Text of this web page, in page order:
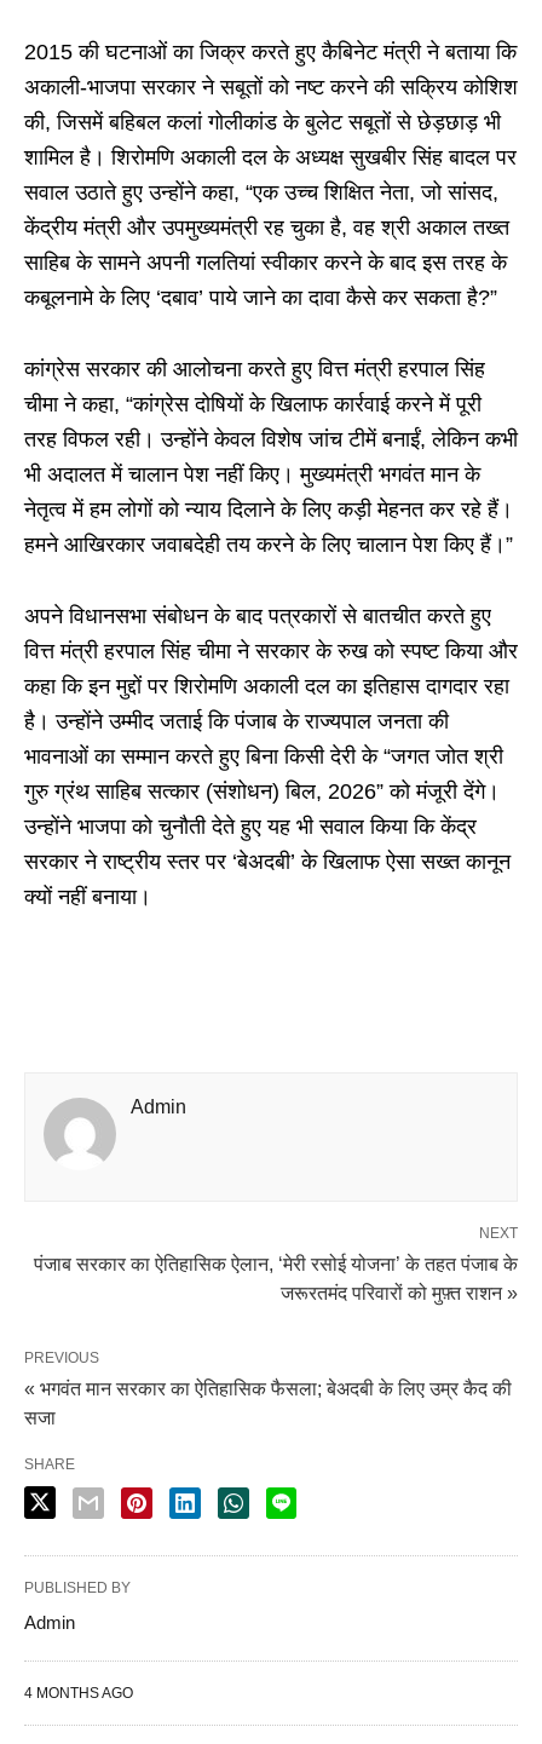
2015 की घटनाओं का जिक्र करते हुए कैबिनेट मंत्री ने बताया कि
अकाली-भाजपा सरकार ने सबूतों को नष्ट करने की सक्रिय कोशिश
की, जिसमें बहिबल कलां गोलीकांड के बुलेट सबूतों से छेड़छाड़ भी
शामिल है। शिरोमणि अकाली दल के अध्यक्ष सुखबीर सिंह बादल पर
सवाल उठाते हुए उन्होंने कहा, “एक उच्च शिक्षित नेता, जो सांसद,
केंद्रीय मंत्री और उपमुख्यमंत्री रह चुका है, वह श्री अकाल तख्त
साहिब के सामने अपनी गलतियां स्वीकार करने के बाद इस तरह के
कबूलनामे के लिए ‘दबाव’ पाये जाने का दावा कैसे कर सकता है?”
कांग्रेस सरकार की आलोचना करते हुए वित्त मंत्री हरपाल सिंह
चीमा ने कहा, “कांग्रेस दोषियों के खिलाफ कार्रवाई करने में पूरी
तरह विफल रही। उन्होंने केवल विशेष जांच टीमें बनाईं, लेकिन कभी
भी अदालत में चालान पेश नहीं किए। मुख्यमंत्री भगवंत मान के
नेतृत्व में हम लोगों को न्याय दिलाने के लिए कड़ी मेहनत कर रहे हैं।
हमने आखिरकार जवाबदेही तय करने के लिए चालान पेश किए हैं।”
अपने विधानसभा संबोधन के बाद पत्रकारों से बातचीत करते हुए
वित्त मंत्री हरपाल सिंह चीमा ने सरकार के रुख को स्पष्ट किया और
कहा कि इन मुद्दों पर शिरोमणि अकाली दल का इतिहास दागदार रहा
है। उन्होंने उम्मीद जताई कि पंजाब के राज्यपाल जनता की
भावनाओं का सम्मान करते हुए बिना किसी देरी के “जगत जोत श्री
गुरु ग्रंथ साहिब सत्कार (संशोधन) बिल, 2026” को मंजूरी देंगे।
उन्होंने भाजपा को चुनौती देते हुए यह भी सवाल किया कि केंद्र
सरकार ने राष्ट्रीय स्तर पर ‘बेअदबी’ के खिलाफ ऐसा सख्त कानून
क्यों नहीं बनाया।
Admin
NEXT
पंजाब सरकार का ऐतिहासिक ऐलान, ‘मेरी रसोई योजना’ के तहत पंजाब के
जरूरतमंद परिवारों को मुफ़्त राशन »
PREVIOUS
« भगवंत मान सरकार का ऐतिहासिक फैसला; बेअदबी के लिए उम्र कैद की
सजा
SHARE
PUBLISHED BY
Admin
4 MONTHS AGO